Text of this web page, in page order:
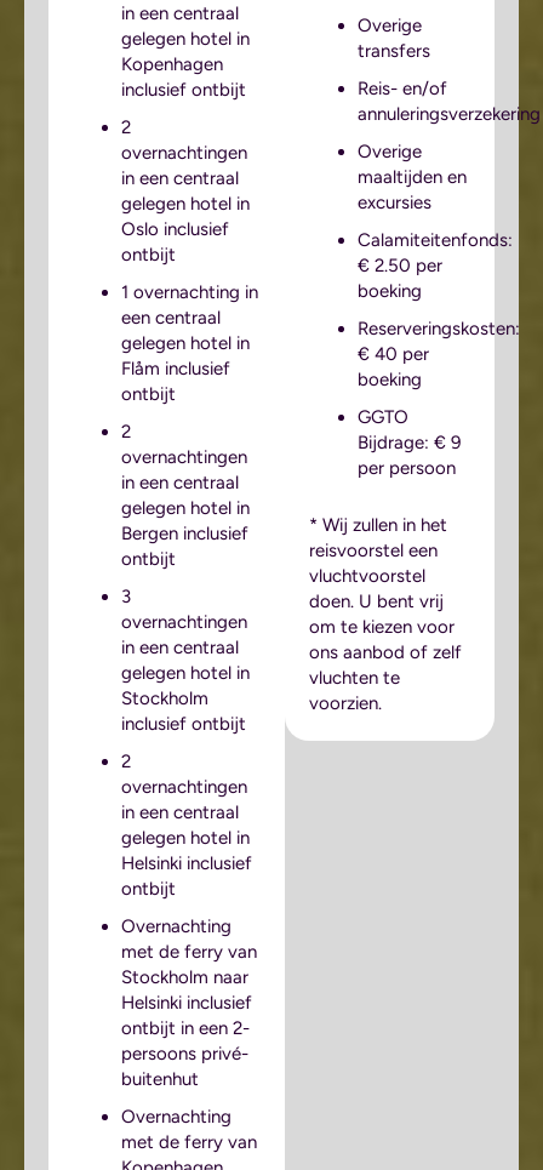
in een centraal
gelegen hotel in
Kopenhagen
inclusief ontbijt
2
overnachtingen
in een centraal
gelegen hotel in
Oslo inclusief
ontbijt
1 overnachting in
een centraal
gelegen hotel in
Flåm inclusief
ontbijt
2
overnachtingen
in een centraal
gelegen hotel in
Bergen inclusief
ontbijt
3
overnachtingen
in een centraal
gelegen hotel in
Stockholm
inclusief ontbijt
2
overnachtingen
in een centraal
gelegen hotel in
Helsinki inclusief
ontbijt
Overnachting
met de ferry van
Stockholm naar
Helsinki inclusief
ontbijt in een 2-
persoons privé-
buitenhut
Overnachting
met de ferry van
Overige
transfers
Reis- en/of
annuleringsverzekering
Overige
maaltijden en
excursies
Calamiteitenfonds:
€ 2.50 per
boeking
Reserveringskosten:
€ 40 per
boeking
GGTO
Bijdrage: € 9
per persoon
* Wij zullen in het
reisvoorstel een
vluchtvoorstel
doen. U bent vrij
om te kiezen voor
ons aanbod of zelf
vluchten te
voorzien.